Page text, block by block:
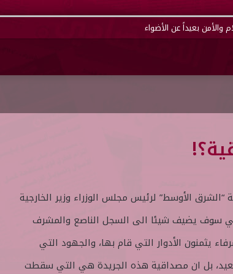
والأمن بعيداً عن الأضواء
“الشرق الأوسط” لرئيس مجلس الوزراء وزير الخارجية
سوف يضيف شيئا الى السجل الناصع والمشرف
يثمنون الأدوار التي قام بها، والجهود التي
بل ان مصداقية هذه الجريدة هي التي سقطت